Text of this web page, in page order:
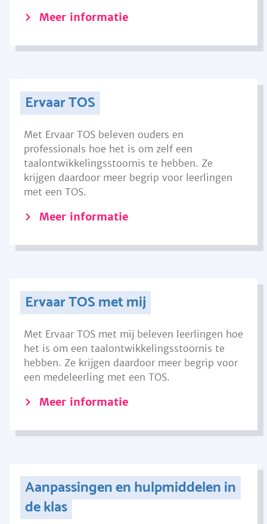
Meer informatie
Ervaar TOS
Met Ervaar TOS beleven ouders en
professionals hoe het is om zelf een
taalontwikkelingsstoornis te hebben. Ze
krijgen daardoor meer begrip voor leerlingen
met een TOS.
Meer informatie
Ervaar TOS met mij
Met Ervaar TOS met mij beleven leerlingen hoe
het is om een taalontwikkelingsstoornis te
hebben. Ze krijgen daardoor meer begrip voor
een medeleerling met een TOS.
Meer informatie
Aanpassingen en hulpmiddelen in
de klas